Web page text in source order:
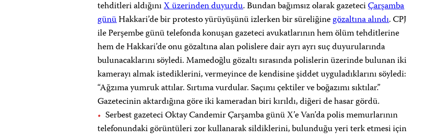
tehditleri aldığınıX üzerinden duyurdu. Bundan bağımsız olarak gazeteciÇarşamba
günüHakkari’de bir protesto yürüyüşünü izlerken bir süreliğinegözaltına alındı. CPJ
ile Perşembe günü telefonda konuşan gazeteci avukatlarının hem ölüm tehditlerine
hem de Hakkari’de onu gözaltına alan polislere dair ayrı ayrı suç duyurularında
bulunacaklarını söyledi. Mamedoğlu gözaltı sırasında polislerin üzerinde bulunan iki
kamerayı almak istediklerini, vermeyince de kendisine şiddet uyguladıklarını söyledi:
“Ağzıma yumruk attılar. Sırtıma vurdular. Saçımı çektiler ve boğazımı sıktılar.”
Gazetecinin aktardığına göre iki kameradan biri kırıldı, diğeri de hasar gördü.
Serbest gazeteci Oktay Candemir Çarşamba günü X’e Van’da polis memurlarının
telefonundaki görüntüleri zor kullanarak sildiklerini, bulunduğu yeri terk etmesi için